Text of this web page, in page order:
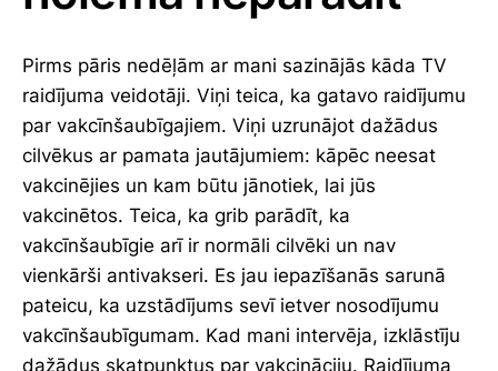
Pirms pāris nedēļām ar mani sazinājās kāda TV
raidījuma veidotāji. Viņi teica, ka gatavo raidījumu
par vakcīnšaubīgajiem. Viņi uzrunājot dažādus
cilvēkus ar pamata jautājumiem: kāpēc neesat
vakcinējies un kam būtu jānotiek, lai jūs
vakcinētos. Teica, ka grib parādīt, ka
vakcīnšaubīgie arī ir normāli cilvēki un nav
vienkārši antivakseri. Es jau iepazīšanās sarunā
pateicu, ka uzstādījums sevī ietver nosodījumu
vakcīnšaubīgumam. Kad mani intervēja, izklāstīju
dažādus skatpunktus par vakcināciju. Raidījuma